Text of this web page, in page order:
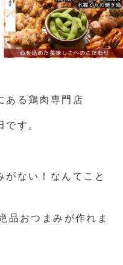
ある鶏肉専門店
す。
がない！なんてこと
品おつまみが作れま